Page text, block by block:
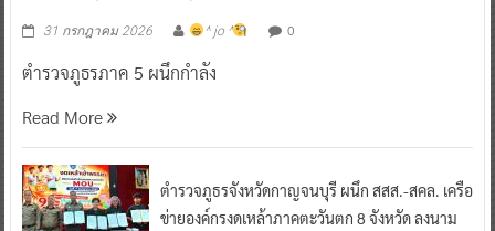
31 กรกฎาคม 2026 ^ jo ^ 0
ตำรวจภูธรภาค 5 ผนึกกำลัง
Read More
ตำรวจภูธรจังหวัดกาญจนบุรี ผนึก สสส.-สคล. เครือ
ข่ายองค์กรงดเหล้าภาคตะวันตก 8 จังหวัด ลงนาม